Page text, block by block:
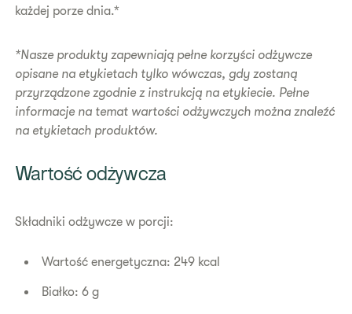
każdej porze dnia.*
*Nasze produkty zapewniają pełne korzyści odżywcze
opisane na etykietach tylko wówczas, gdy zostaną
przyrządzone zgodnie z instrukcją na etykiecie. Pełne
informacje na temat wartości odżywczych można znaleźć
na etykietach produktów.
​Wartość odżywcza
Składniki odżywcze w porcji:
Wartość energetyczna: 249 kcal
Białko: 6 g